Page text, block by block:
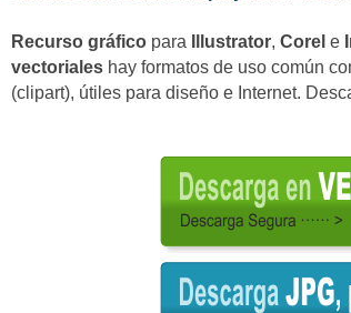
Recurso gráfico para Illustrator, Corel e
vectoriales hay formatos de uso común
(clipart), útiles para diseño e Internet.